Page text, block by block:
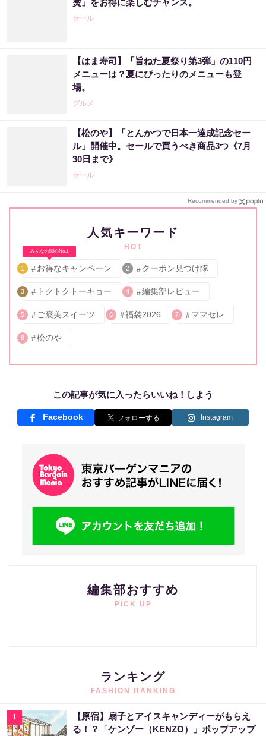
燙」をお得に楽しむチャンス。
セール
【はま寿司】「旨ねた夏祭り第3弾」の110円
メニューは？夏にぴったりのメニューも登
場。
グルメ
【松のや】「とんかつで日本一達成記念セー
ル」開催中。セールで買うべき商品3つ《7月
30日まで》
セール
Recommended by
人気キーワード
HOT
みんなの関心No.1
1 お得なキャンペーン 2 クーポン見つけ隊
3 トクトクトーキョー 4 編集部レビュー
5 ご褒美スイーツ 6 福袋2026 7 ママセレ
8 松のや
この記事が気に入ったらいいね！しよう
Facebook Instagram
編集部おすすめ
PICK UP
ランキング
FASHION RANKING
1
【原宿】扇子とアイスキャンディーがもらえ
る！？「ケンゾー（KENZO）」ポップアップ